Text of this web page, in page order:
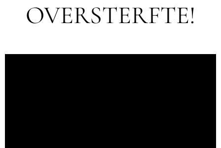
OVERSTERFTE!